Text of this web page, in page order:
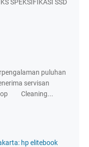
SPEKSIFIKASI SSD
puluhan
servisan
Cleaning...
hp elitebook